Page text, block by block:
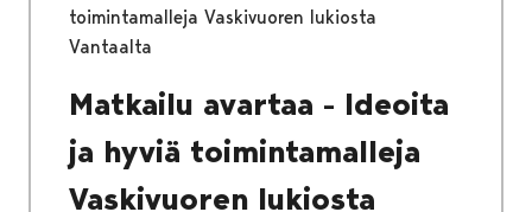
toimintamalleja Vaskivuoren lukiosta
Vantaalta
Matkailu avartaa - Ideoita
ja hyviä toimintamalleja
Vaskivuoren lukiosta